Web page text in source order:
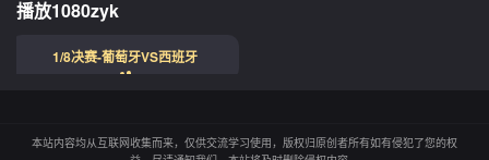
播放1080zyk
1/8决赛-葡萄牙VS西班牙
本站内容均从互联网收集而来，仅供交流学习使用，版权归原创者所有如有侵犯了您的权